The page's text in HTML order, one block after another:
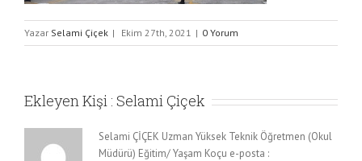
Yazar Selami Çiçek | Ekim 27th, 2021 | 0 Yorum
Ekleyen Kişi : Selami Çiçek
Selami ÇİÇEK Uzman Yüksek Teknik Öğretmen (Okul
Müdürü) Eğitim/ Yaşam Koçu e-posta :